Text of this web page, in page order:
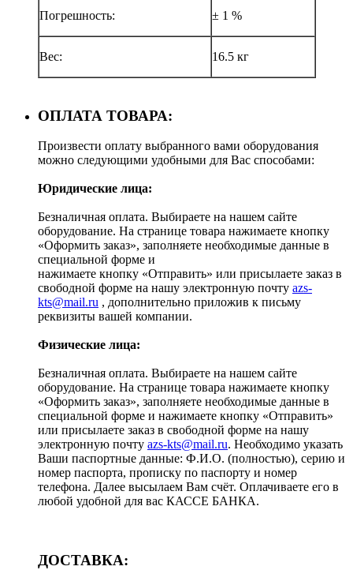
Погрешность: ± 1 %
Вес: 16.5 кг
ОПЛАТА ТОВАРА:
Произвести оплату выбранного вами оборудования
можно следующими удобными для Вас способами:
Юридические лица:
Безналичная оплата. Выбираете на нашем сайте
оборудование. На странице товара нажимаете кнопку
«Оформить заказ», заполняете необходимые данные в
специальной форме и
нажимаете кнопку «Отправить» или присылаете заказ в
свободной форме на нашу электронную почту azs-
kts@mail.ru , дополнительно приложив к письму
реквизиты вашей компании.
Физические лица:
Безналичная оплата. Выбираете на нашем сайте
оборудование. На странице товара нажимаете кнопку
«Оформить заказ», заполняете необходимые данные в
специальной форме и нажимаете кнопку «Отправить»
или присылаете заказ в свободной форме на нашу
электронную почту azs-kts@mail.ru. Необходимо указать
Ваши паспортные данные: Ф.И.О. (полностью), серию и
номер паспорта, прописку по паспорту и номер
телефона. Далее высылаем Вам счёт. Оплачиваете его в
любой удобной для вас КАССЕ БАНКА.
ДОСТАВКА: